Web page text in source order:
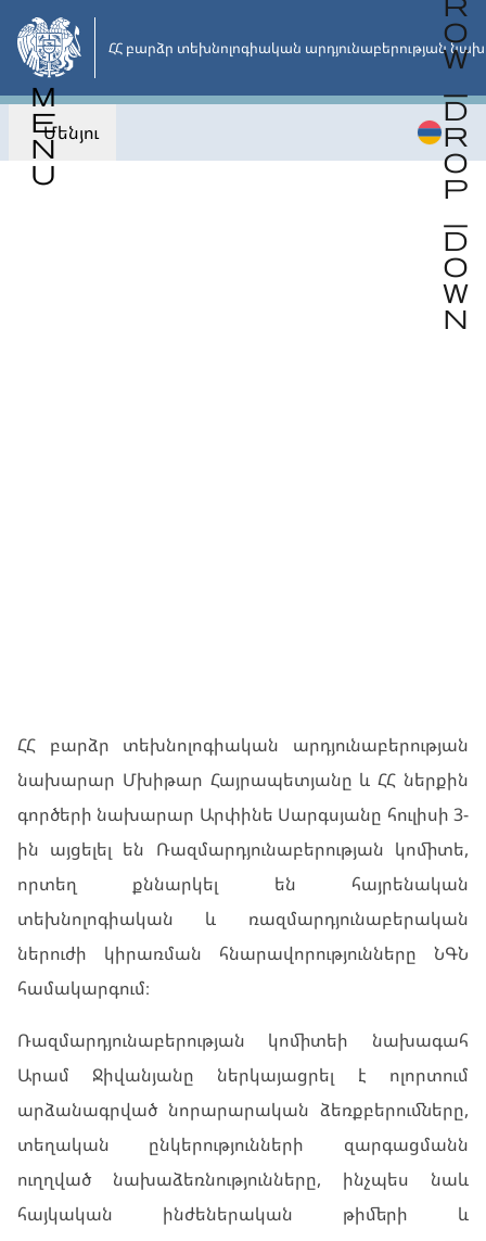
Անցնել
հիմնական
բովանդակությանը
ՀՀ բարձր տեխնոլոգիական արդյունաբերության
Մենյու
ՀՀ բարձր տեխնոլոգիական արդյունաբերության
նախարար Մխիթար Հայրապետյանը և ՀՀ ներքին
գործերի նախարար Արփինե Սարգսյանը հուլիսի 3-
ին այցելել են Ռազմարդյունաբերության կոմիտե,
որտեղ քննարկել են հայրենական
տեխնոլոգիական և ռազմարդյունաբերական
ներուժի կիրառման հնարավորությունները ՆԳՆ
համակարգում։
Ռազմարդյունաբերության կոմիտեի նախագահ
Արամ Ջիվանյանը ներկայացրել է ոլորտում
արձանագրված նորարարական ձեռքբերումները,
տեղական ընկերությունների զարգացմանն
ուղղված նախաձեռնությունները, ինչպես նաև
հայկական ինժեներական թիմերի և